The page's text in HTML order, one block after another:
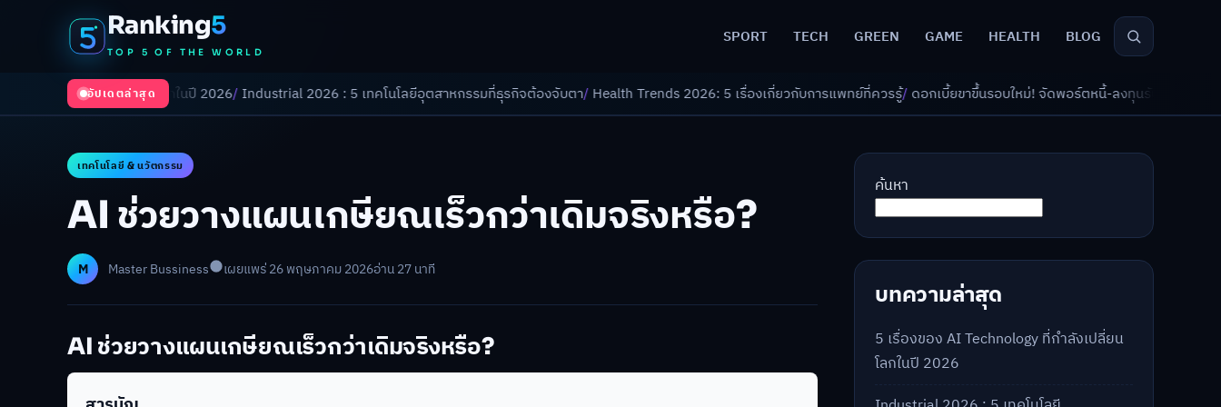
Ranking5
TOP 5 OF THE WORLD
SPORT TECH GREEN GAME HEALTH BLOG
อัปเดตล่าสุด
งเปลี่ยนโลกในปี 2026/Industrial 2026 : 5 เทคโนโลยีอุตสาหกรรมที่ธุรกิจต้องจับตา/Health Trends 2026: 5 เรื่องเกี่ยวกับการแพทย์ที่ควรรู้/ดอกเบี้ยขาขึ้นรอบใหม่! จัดพอร์ตหนี้-ลงทุนรับมืออย่างไรดี?/AI จัดพอร์ตเ
เทคโนโลยี & นวัตกรรม
AI ช่วยวางแผนเกษียณเร็วกว่าเดิมจริงหรือ?
M Master Bussiness เผยแพร่ 26 พฤษภาคม 2026อ่าน 27 นาที
AI ช่วยวางแผนเกษียณเร็วกว่าเดิมจริงหรือ?
ค้นหา
บทความล่าสุด
5 เรื่องของ AI Technology ที่กำลังเปลี่ยน
โลกในปี 2026